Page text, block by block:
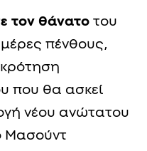
τον θάνατο του
πένθους,
που θα ασκεί
νέου ανώτατου
Μασούντ